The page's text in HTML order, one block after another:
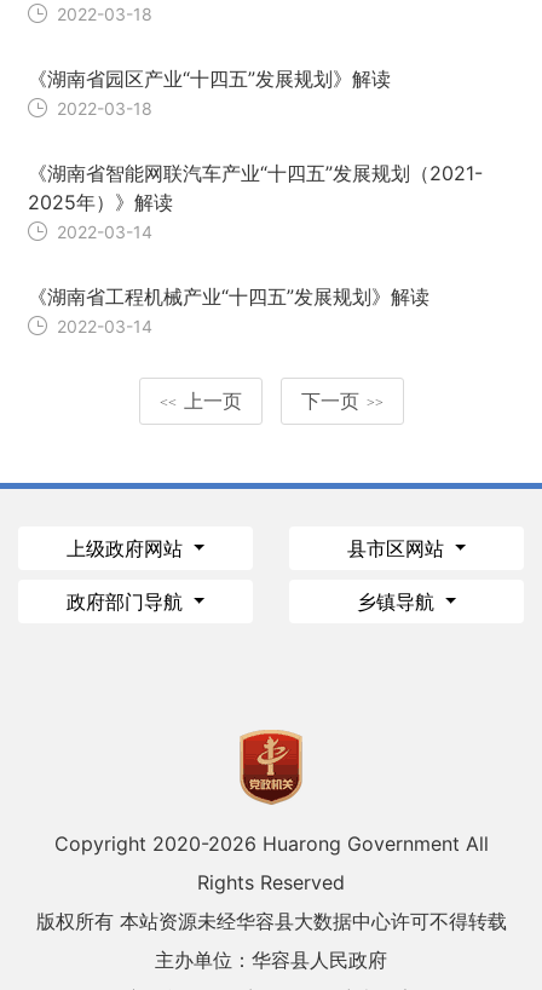
2022-03-18
《湖南省园区产业“十四五”发展规划》解读
2022-03-18
《湖南省智能网联汽车产业“十四五”发展规划（2021-
2025年）》解读
2022-03-14
《湖南省工程机械产业“十四五”发展规划》解读
2022-03-14
<< 上一页 下一页 >>
上级政府网站 县市区网站
政府部门导航 乡镇导航
Copyright 2020-2026 Huarong Government All
Rights Reserved
版权所有 本站资源未经华容县大数据中心许可不得转载
主办单位：华容县人民政府